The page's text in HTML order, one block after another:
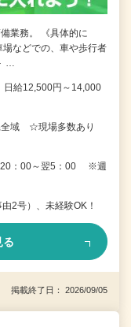
業務。 《具体的に
などでの、車や歩行者
…
給12,500円～14,000
全域 ☆現場多数あり
20：00～翌5：00 ※週
2号）、未経験OK！
る
掲載終了日： 2026/09/05